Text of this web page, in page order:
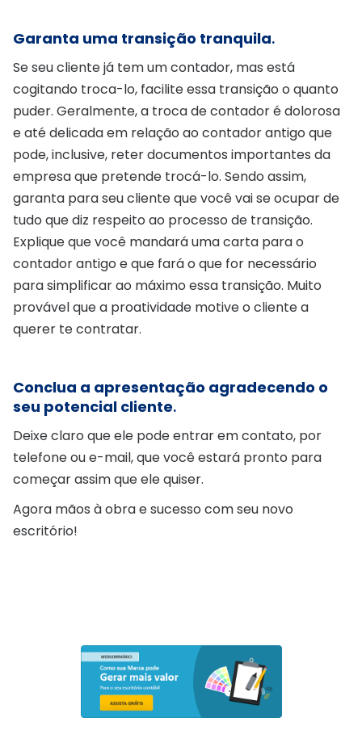
Garanta uma transição tranquila.
Se seu cliente já tem um contador, mas está
cogitando troca-lo, facilite essa transição o quanto
puder. Geralmente, a troca de contador é dolorosa
e até delicada em relação ao contador antigo que
pode, inclusive, reter documentos importantes da
empresa que pretende trocá-lo. Sendo assim,
garanta para seu cliente que você vai se ocupar de
tudo que diz respeito ao processo de transição.
Explique que você mandará uma carta para o
contador antigo e que fará o que for necessário
para simplificar ao máximo essa transição. Muito
provável que a proatividade motive o cliente a
querer te contratar.
Conclua a apresentação agradecendo o
seu potencial cliente.
Deixe claro que ele pode entrar em contato, por
telefone ou e-mail, que você estará pronto para
começar assim que ele quiser.
Agora mãos à obra e sucesso com seu novo
escritório!